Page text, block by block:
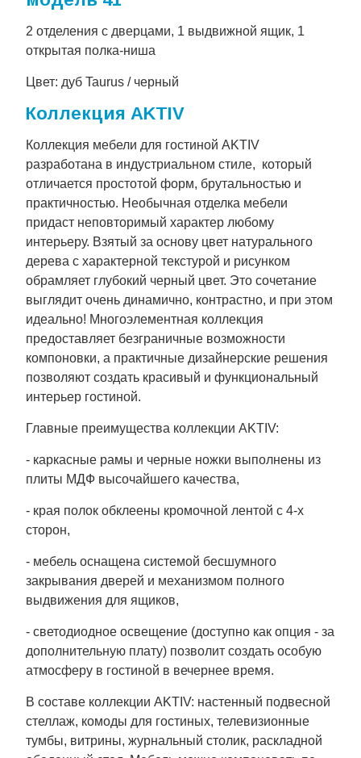
2 отделения с дверцами, 1 выдвижной ящик, 1
открытая полка-ниша
Цвет: дуб Taurus / черный
Коллекция AKTIV
Коллекция мебели для гостиной AKTIV
разработана в индустриальном стиле, который
отличается простотой форм, брутальностью и
практичностью. Необычная отделка мебели
придаст неповторимый характер любому
интерьеру. Взятый за основу цвет натурального
дерева с характерной текстурой и рисунком
обрамляет глубокий черный цвет. Это сочетание
выглядит очень динамично, контрастно, и при этом
идеально! Многоэлементная коллекция
предоставляет безграничные возможности
компоновки, а практичные дизайнерские решения
позволяют создать красивый и функциональный
интерьер гостиной.
Главные преимущества коллекции AKTIV:
- каркасные рамы и черные ножки выполнены из
плиты МДФ высочайшего качества,
- края полок обклеены кромочной лентой с 4-х
сторон,
- мебель оснащена системой бесшумного
закрывания дверей и механизмом полного
выдвижения для ящиков,
- светодиодное освещение (доступно как опция - за
дополнительную плату) позволит создать особую
атмосферу в гостиной в вечернее время.
В составе коллекции AKTIV: настенный подвесной
стеллаж, комоды для гостиных, телевизионные
тумбы, витрины, журнальный столик, раскладной